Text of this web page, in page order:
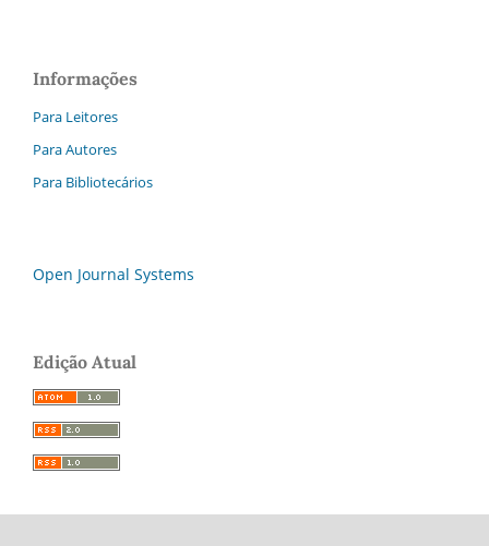
Informações
Para Leitores
Para Autores
Para Bibliotecários
Open Journal Systems
Edição Atual